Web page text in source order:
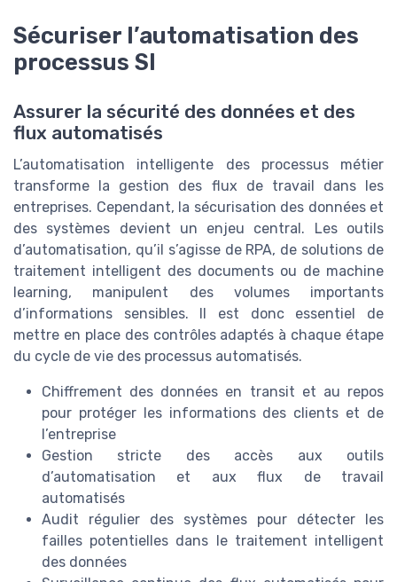
Sécuriser l’automatisation des
processus SI
Assurer la sécurité des données et des
flux automatisés
L’automatisation intelligente des processus métier
transforme la gestion des flux de travail dans les
entreprises. Cependant, la sécurisation des données et
des systèmes devient un enjeu central. Les outils
d’automatisation, qu’il s’agisse de RPA, de solutions de
traitement intelligent des documents ou de machine
learning, manipulent des volumes importants
d’informations sensibles. Il est donc essentiel de
mettre en place des contrôles adaptés à chaque étape
du cycle de vie des processus automatisés.
Chiffrement des données en transit et au repos
pour protéger les informations des clients et de
l’entreprise
Gestion stricte des accès aux outils
d’automatisation et aux flux de travail
automatisés
Audit régulier des systèmes pour détecter les
failles potentielles dans le traitement intelligent
des données